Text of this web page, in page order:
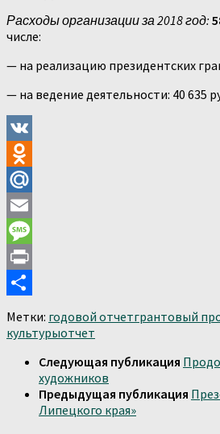
Расходы организации за 2018 год:
числе:
— на реализацию президентских
— на ведение деятельности: 40 635
VK
Odnoklassniki
Mail.Ru
Email
Message
Print
Метки: годовой отчетгрантовый
культурыотчет
Следующая публикация
художников
Предыдущая публикация
Липецкого края»